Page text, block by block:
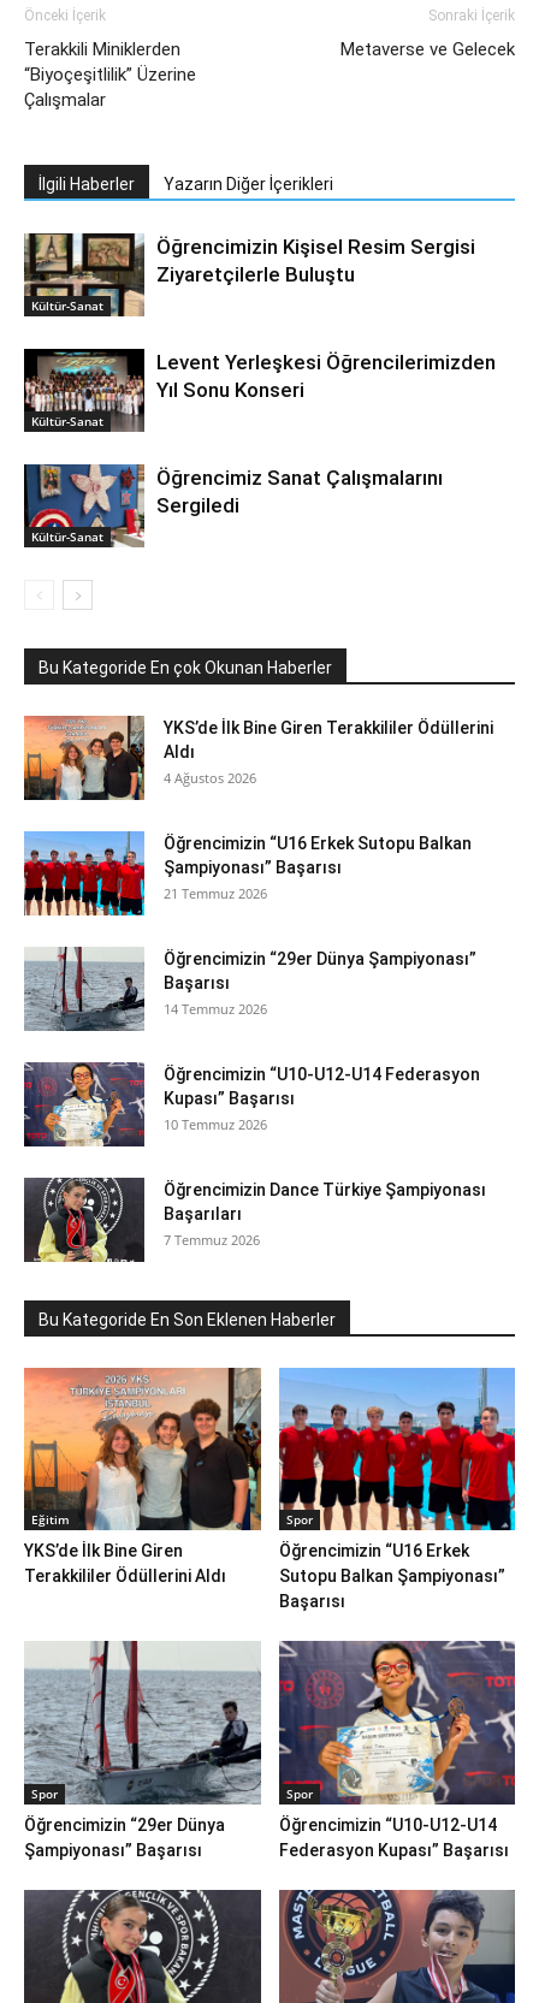
Önceki İçerik
Terakkili Miniklerden
“Biyoçeşitlilik” Üzerine
Çalışmalar
Sonraki İçerik
Metaverse ve Gelecek
İlgili Haberler Yazarın Diğer İçerikleri
Kültür-Sanat
Öğrencimizin Kişisel Resim Sergisi
Ziyaretçilerle Buluştu
Kültür-Sanat
Levent Yerleşkesi Öğrencilerimizden
Yıl Sonu Konseri
Kültür-Sanat
Öğrencimiz Sanat Çalışmalarını
Sergiledi
Bu Kategoride En çok Okunan Haberler
YKS’de İlk Bine Giren Terakkililer Ödüllerini
Aldı
4 Ağustos 2026
Öğrencimizin “U16 Erkek Sutopu Balkan
Şampiyonası” Başarısı
21 Temmuz 2026
Öğrencimizin “29er Dünya Şampiyonası”
Başarısı
14 Temmuz 2026
Öğrencimizin “U10-U12-U14 Federasyon
Kupası” Başarısı
10 Temmuz 2026
Öğrencimizin Dance Türkiye Şampiyonası
Başarıları
7 Temmuz 2026
Bu Kategoride En Son Eklenen Haberler
Eğitim
YKS’de İlk Bine Giren
Terakkililer Ödüllerini Aldı
Spor
Öğrencimizin “U16 Erkek
Sutopu Balkan Şampiyonası”
Başarısı
Spor
Öğrencimizin “29er Dünya
Şampiyonası” Başarısı
Spor
Öğrencimizin “U10-U12-U14
Federasyon Kupası” Başarısı